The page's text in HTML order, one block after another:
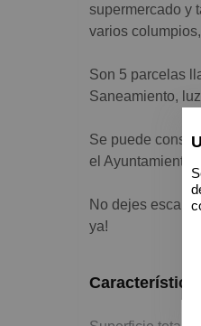
supermercado y
varios
Son 5 parcelas
Saneamiento,
Se puede
el Ayuntamiento
No dejes
ya!